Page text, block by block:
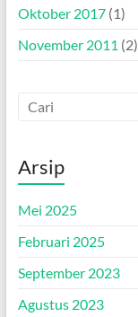
Oktober 2017(1)
November 2011 (2)
Arsip
Mei 2025
Februari 2025
September 2023
Agustus 2023